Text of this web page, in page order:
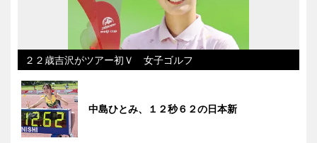
２２歳吉沢がツアー初Ｖ 女子ゴルフ
中島ひとみ、１２秒６２の日本新